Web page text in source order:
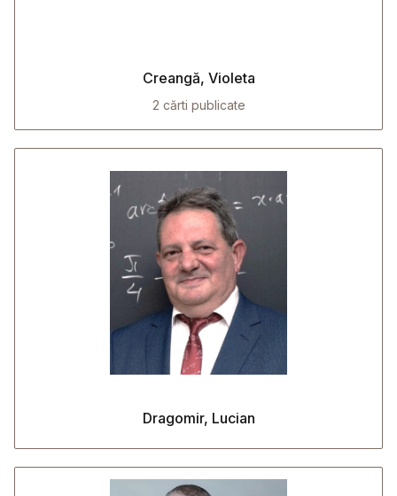
Creangă, Violeta
2 cărti publicate
Dragomir, Lucian